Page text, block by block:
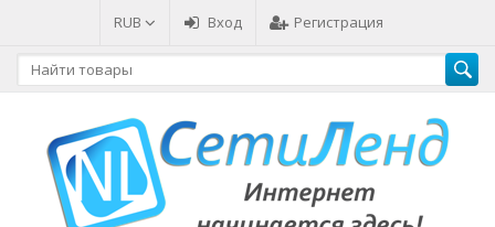
RUB Вход Регистрация